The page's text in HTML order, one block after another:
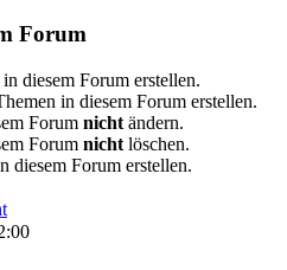
Forum
diesem Forum erstellen.
in diesem Forum erstellen.
Forum nicht ändern.
Forum nicht löschen.
diesem Forum erstellen.